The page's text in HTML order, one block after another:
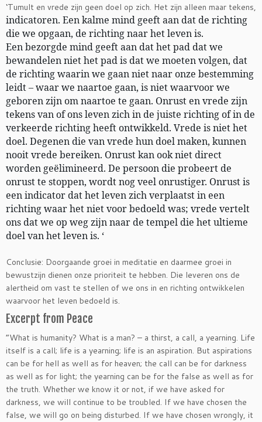
‘Tumult en vrede zijn geen doel op zich. Het zijn alleen maar tekens,
indicatoren. Een kalme mind geeft aan dat de richting
die we opgaan, de richting naar het leven is.
Een bezorgde mind geeft aan dat het pad dat we
bewandelen niet het pad is dat we moeten volgen, dat
de richting waarin we gaan niet naar onze bestemming
leidt – waar we naartoe gaan, is niet waarvoor we
geboren zijn om naartoe te gaan. Onrust en vrede zijn
tekens van of ons leven zich in de juiste richting of in de
verkeerde richting heeft ontwikkeld. Vrede is niet het
doel. Degenen die van vrede hun doel maken, kunnen
nooit vrede bereiken. Onrust kan ook niet direct
worden geëlimineerd. De persoon die probeert de
onrust te stoppen, wordt nog veel onrustiger. Onrust is
een indicator dat het leven zich verplaatst in een
richting waar het niet voor bedoeld was; vrede vertelt
ons dat we op weg zijn naar de tempel die het ultieme
doel van het leven is. ‘
Conclusie: Doorgaande groei in meditatie en daarmee groei in
bewustzijn dienen onze prioriteit te hebben. Die leveren ons de
alertheid om vast te stellen of we ons in en richting ontwikkelen
waarvoor het leven bedoeld is.
Excerpt from Peace
“What is humanity? What is a man? – a thirst, a call, a yearning. Life
itself is a call; life is a yearning; life is an aspiration. But aspirations
can be for hell as well as for heaven; the call can be for darkness
as well as for light; the yearning can be for the false as well as for
the truth. Whether we know it or not, if we have asked for
darkness, we will continue to be troubled. If we have chosen the
false, we will go on being disturbed. If we have chosen wrongly, it